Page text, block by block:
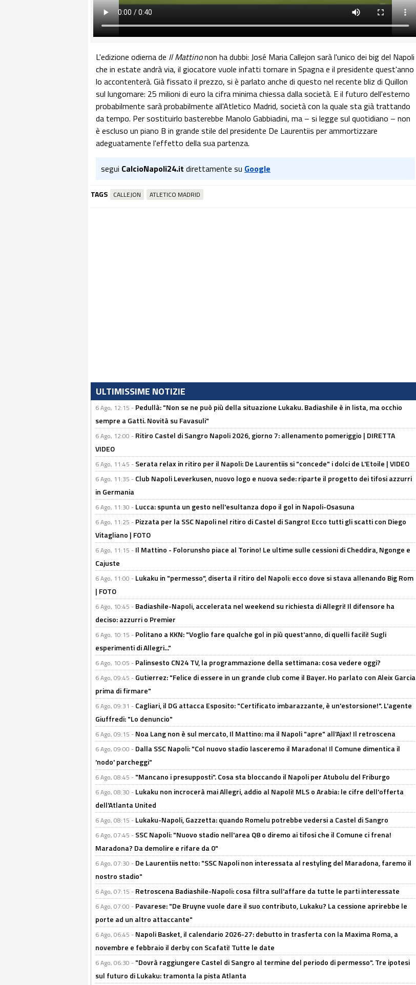
L'edizione odierna de Il Mattinonon ha dubbi: José Maria Callejon sarà l'unico dei big del Napoli
che in estate andrà via, il giocatore vuole infatti tornare in Spagna e il presidente quest'anno
lo accontenterà. Già fissato il prezzo, si è parlato anche di questo nel recente bliz di Quillon
sul lungomare: 25 milioni di euro la cifra minima chiessa dalla società. E il futuro dell'esterno
probabilmente sarà probabilmente all'Atletico Madrid, società con la quale sta già trattando
da tempo. Per sostituirlo basterebbe Manolo Gabbiadini, ma – si legge sul quotidiano – non
è escluso un piano B in grande stile del presidente De Laurentiis per ammortizzare
adeguatamente l'effetto della sua partenza.
segui CalcioNapoli24.it direttamente su Google
TAGS CALLEJON ATLETICO MADRID
ULTIMISSIME NOTIZIE
6 Ago, 12:15 - Pedullà: "Non se ne può più della situazione Lukaku. Badiashile è in lista, ma occhio
sempre a Gatti. Novità su Favasuli"
6 Ago, 12:00 - Ritiro Castel di Sangro Napoli 2026, giorno 7: allenamento pomeriggio | DIRETTA
VIDEO
6 Ago, 11:45 - Serata relax in ritiro per il Napoli: De Laurentiis si "concede" i dolci de L'Etoile | VIDEO
6 Ago, 11:35 - Club Napoli Leverkusen, nuovo logo e nuova sede: riparte il progetto dei tifosi azzurri
in Germania
6 Ago, 11:30 - Lucca: spunta un gesto nell'esultanza dopo il gol in Napoli-Osasuna
6 Ago, 11:25 - Pizzata per la SSC Napoli nel ritiro di Castel di Sangro! Ecco tutti gli scatti con Diego
Vitagliano | FOTO
6 Ago, 11:15 - Il Mattino - Folorunsho piace al Torino! Le ultime sulle cessioni di Cheddira, Ngonge e
Cajuste
6 Ago, 11:00 - Lukaku in "permesso", diserta il ritiro del Napoli: ecco dove si stava allenando Big Rom
| FOTO
6 Ago, 10:45 - Badiashile-Napoli, accelerata nel weekend su richiesta di Allegri! Il difensore ha
deciso: azzurri o Premier
6 Ago, 10:15 - Politano a KKN: "Voglio fare qualche gol in più quest'anno, di quelli facili! Sugli
esperimenti di Allegri..."
6 Ago, 10:05 - Palinsesto CN24 TV, la programmazione della settimana: cosa vedere oggi?
6 Ago, 09:45 - Gutierrez: "Felice di essere in un grande club come il Bayer. Ho parlato con Aleix Garcia
prima di firmare"
6 Ago, 09:31 - Cagliari, il DG attacca Esposito: "Certificato imbarazzante, è un'estorsione!". L'agente
Giuffredi: "Lo denuncio"
6 Ago, 09:15 - Noa Lang non è sul mercato, Il Mattino: ma il Napoli "apre" all'Ajax! Il retroscena
6 Ago, 09:00 - Dalla SSC Napoli: "Col nuovo stadio lasceremo il Maradona! Il Comune dimentica il
'nodo' parcheggi"
6 Ago, 08:45 - "Mancano i presupposti". Cosa sta bloccando il Napoli per Atubolu del Friburgo
6 Ago, 08:30 - Lukaku non incrocerà mai Allegri, addio al Napoli! MLS o Arabia: le cifre dell'offerta
dell'Atlanta United
6 Ago, 08:15 - Lukaku-Napoli, Gazzetta: quando Romelu potrebbe vedersi a Castel di Sangro
6 Ago, 07:45 - SSC Napoli: "Nuovo stadio nell'area Q8 o diremo ai tifosi che il Comune ci frena!
Maradona? Da demolire e rifare da 0"
6 Ago, 07:30 - De Laurentiis netto: "SSC Napoli non interessata al restyling del Maradona, faremo il
nostro stadio"
6 Ago, 07:15 - Retroscena Badiashile-Napoli: cosa filtra sull'affare da tutte le parti interessate
6 Ago, 07:00 - Pavarese: "De Bruyne vuole dare il suo contributo, Lukaku? La cessione aprirebbe le
porte ad un altro attaccante"
6 Ago, 06:45 - Napoli Basket, il calendario 2026-27: debutto in trasferta con la Maxima Roma, a
novembre e febbraio il derby con Scafati! Tutte le date
6 Ago, 06:30 - "Dovrà raggiungere Castel di Sangro al termine del periodo di permesso". Tre ipotesi
sul futuro di Lukaku: tramonta la pista Atlanta